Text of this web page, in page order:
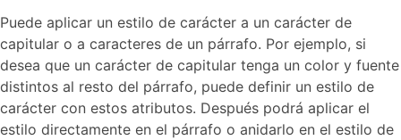
Puede aplicar un estilo de carácter a un carácter de
capitular o a caracteres de un párrafo. Por ejemplo, si
desea que un carácter de capitular tenga un color y fuente
distintos al resto del párrafo, puede definir un estilo de
carácter con estos atributos. Después podrá aplicar el
estilo directamente en el párrafo o anidarlo en el estilo de